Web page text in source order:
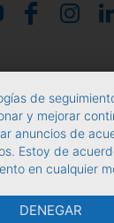
de
y mejorar
anuncios de
Estoy de
en cualquier
DENEGAR